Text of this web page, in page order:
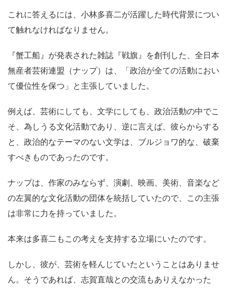
これに答えるには、小林多喜二が活躍した時代背景につい
て触れなければなりません。
『蟹工船』が発表された雑誌『戦旗』を創刊した、全日本
無産者芸術連盟（ナップ）は、「政治が全ての活動におい
て優位性を保つ」と主張していました。
例えば、芸術にしても、文学にしても、政治活動の中でこ
そ、為しうる文化活動であり、逆に言えば、彼らからする
と、政治的なテーマのない文学は、ブルジョワ的な、破棄
すべきものであったのです。
ナップは、作家のみならず、演劇、映画、美術、音楽など
の左翼的な文化活動の団体を統括していたので、この主張
は非常に力を持っていました。
本来は多喜二もこの考えを支持する立場にいたのです。
しかし、彼が、芸術を軽んじていたということはありませ
ん。そうであれば、志賀直哉との交流もありえなかった